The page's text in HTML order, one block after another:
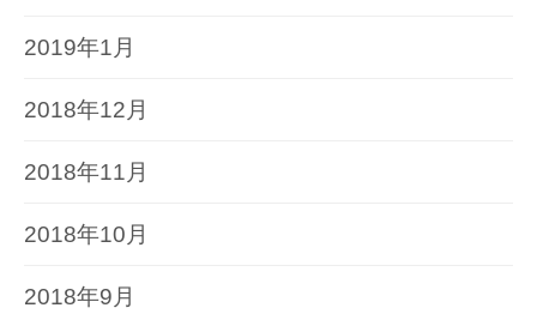
2019年1月
2018年12月
2018年11月
2018年10月
2018年9月